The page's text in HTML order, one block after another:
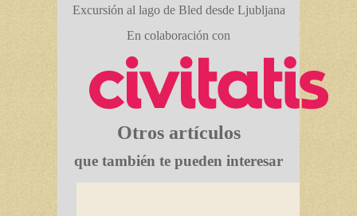
Excursión al lago de Bled desde Ljubljana
En colaboración con
Otros artículos
que también te pueden interesar